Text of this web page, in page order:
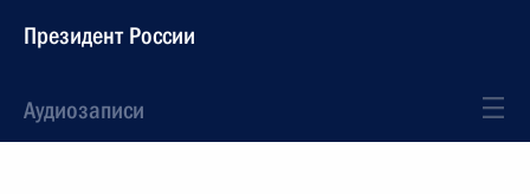
Президент России
Аудиозаписи